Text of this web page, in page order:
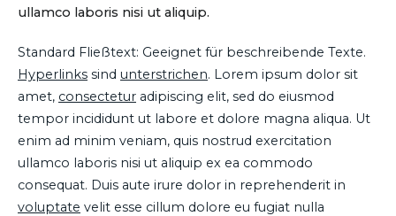
ullamco laboris nisi ut aliquip.
Standard Fließtext: Geeignet für beschreibende Texte.
Hyperlinks sind unterstrichen. Lorem ipsum dolor sit
amet, consectetur adipiscing elit, sed do eiusmod
tempor incididunt ut labore et dolore magna aliqua. Ut
enim ad minim veniam, quis nostrud exercitation
ullamco laboris nisi ut aliquip ex ea commodo
consequat. Duis aute irure dolor in reprehenderit in
voluptate velit esse cillum dolore eu fugiat nulla